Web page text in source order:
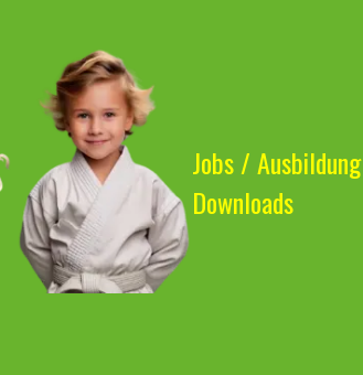
Jo​bs / Ausbildung
Downloads